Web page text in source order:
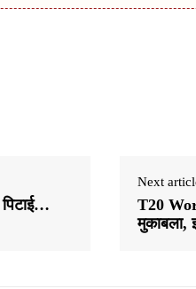
Next
T20
मुकाबला,